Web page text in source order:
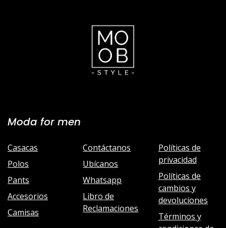
Moda for men
Casacas
Polos
Pants
Accesorios
Camisas
Contáctanos
Ubícanos
Whatsapp
Libro de
Reclamaciones
Políticas de
privacidad
Políticas de
cambios y
devoluciones
Términos y